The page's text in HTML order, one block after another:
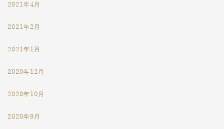
2021年4月
2021年2月
2021年1月
2020年12月
2020年10月
2020年9月